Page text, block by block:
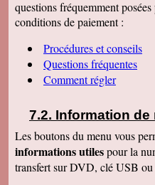
questions fréquemment
conditions de paiement :
Procédures et conseils
Questions fréquentes
Comment régler
Information de
Les boutons du menu vous
informations utilespour la
transfert sur DVD, clé USB ou